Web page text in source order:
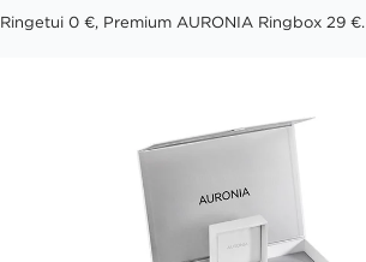
Ringetui 0 €, Premium AURONIA Ringbox 29 €.